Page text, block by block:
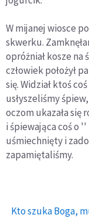
W mijanej wiosce
skwerku.
opróżniał kosze na
człowiek położył
się. Widział ktoś
usłyszeliśmy
oczom ukazała się
i śpiewająca coś o
uśmiechnięty i
zapamiętaliśmy.
Kto szuka Boga,